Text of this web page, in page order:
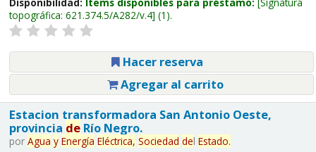
topográfica: 621.374.5/A282/v.4 (1).
Hacer reserva
Agregar al carrito
Estacion transformadora San Antonio Oeste,
provincia deRío Negro.
por Agua y Energía Eléctrica, Sociedad del Estado.